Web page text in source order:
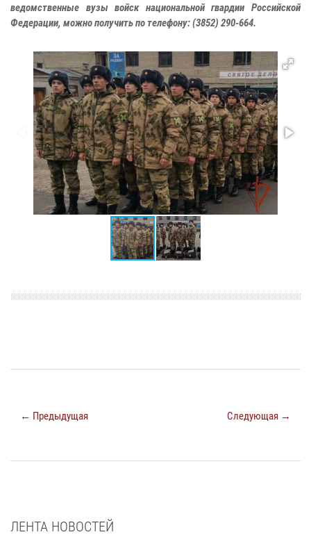
ведомственные вузы войск национальной гвардии Российской
Федерации, можно получить по телефону: (3852) 290-664.
← Предыдущая Следующая →
ЛЕНТА НОВОСТЕЙ